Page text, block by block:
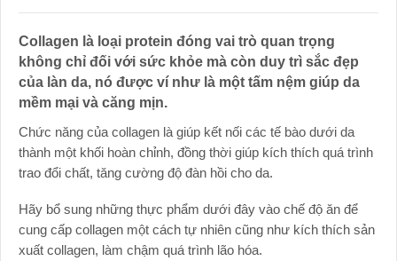
Collagen là loại protein đóng vai trò quan trọng
không chỉ đối với sức khỏe mà còn duy trì sắc đẹp
của làn da, nó được ví như là một tấm nệm giúp da
mềm mại và căng mịn.
Chức năng của collagen là giúp kết nối các tế bào dưới da
thành một khối hoàn chỉnh, đồng thời giúp kích thích quá trình
trao đổi chất, tăng cường độ đàn hồi cho da.
Hãy bổ sung những thực phẩm dưới đây vào chế độ ăn để
cung cấp collagen một cách tự nhiên cũng như kích thích sản
xuất collagen, làm chậm quá trình lão hóa.